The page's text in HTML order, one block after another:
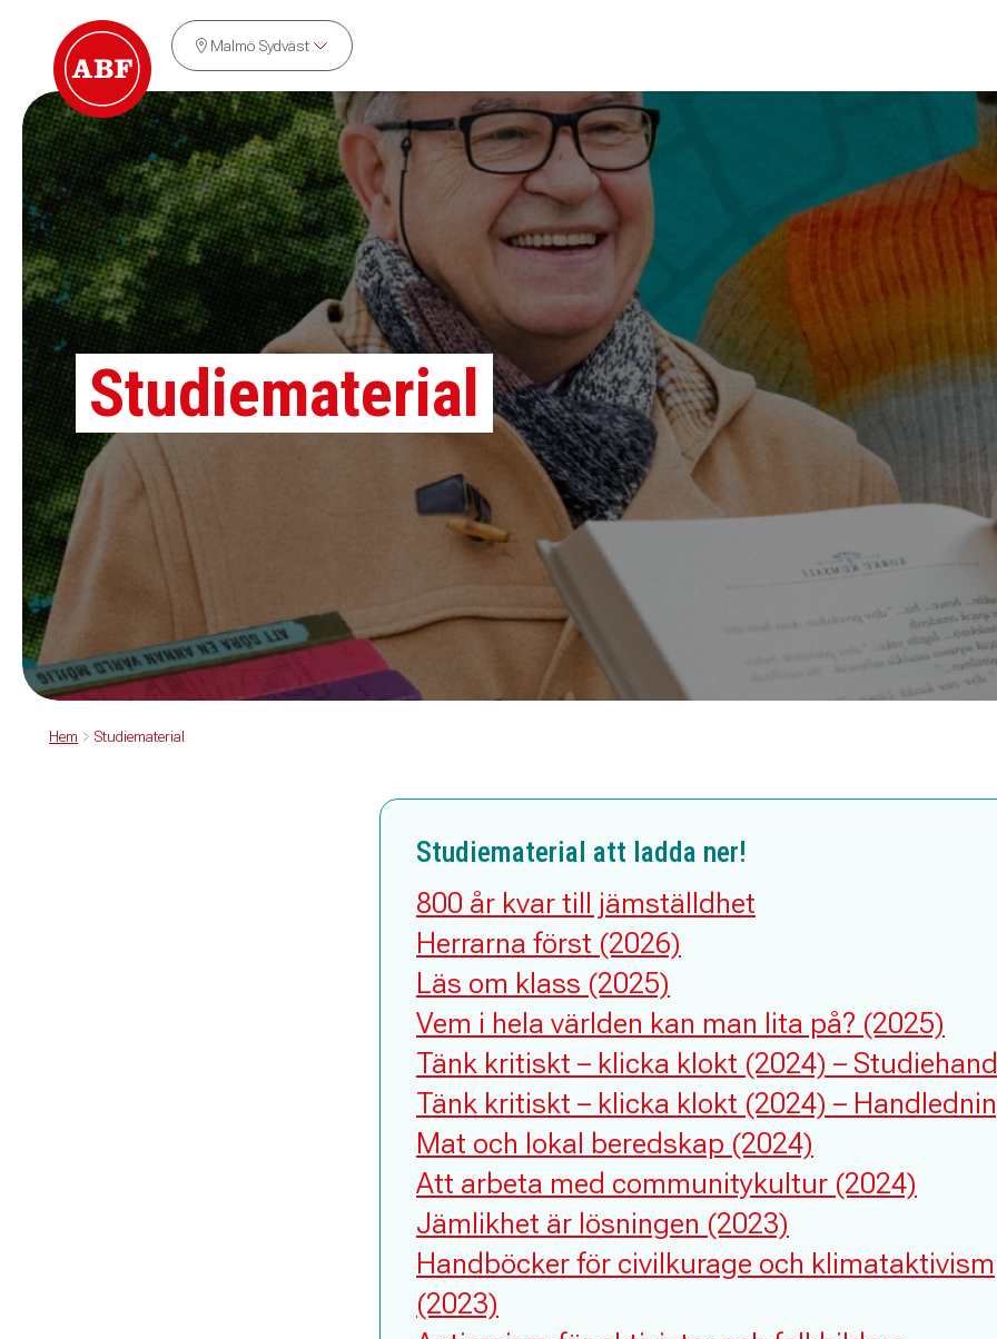
Malmö Sydväst
Studiematerial
Hem Studiematerial
Studiematerial att ladda ner!
800 år kvar till jämställdhet
Herrarna först (2026)
Läs om klass (2025)
Vem i hela världen kan man lita på? (2025)
Tänk kritiskt – klicka klokt (2024) –
Tänk kritiskt – klicka klokt (2024) –
Mat och lokal beredskap (2024)
Att arbeta med communitykultur (2024)
Jämlikhet är lösningen (2023)
Handböcker för civilkurage och klimataktivism
(2023)